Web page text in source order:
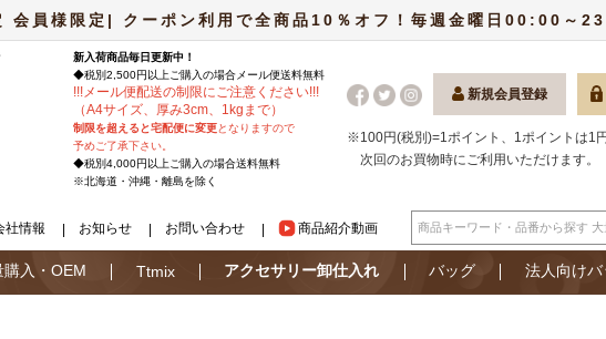
会員様限定| クーポン利用で全商品10％オフ！毎週金曜日00:00～
新入荷商品毎日更新中！
◆税別2,500円以上ご購入の場合 メール便送料無料
!!!メール便配送の制限にご注意ください!!!
（A4サイズ、厚み3cm、1kgまで）
制限を超えると宅配便に変更となりますので
予めご了承下さい。
◆税別4,000円以上ご購入の場合送料無料
※北海道・沖縄・離島を除く
新規会員登録
※100円(税別)=1ポイント、1ポイントは1
次回のお買物時にご利用いただけます。
社情報 お知らせ お問い合わせ 商品紹介動画
購入・OEM Ttmix アクセサリー卸仕入れ バッグ 法人向け